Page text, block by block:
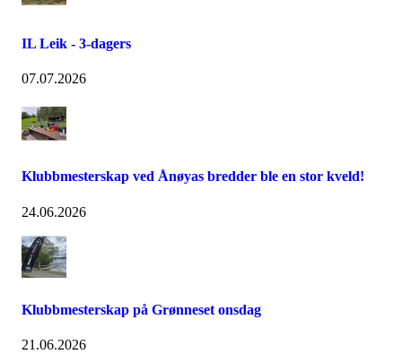
IL Leik - 3-dagers
07.07.2026
Klubbmesterskap ved Ånøyas bredder ble en stor kveld!
24.06.2026
Klubbmesterskap på Grønneset onsdag
21.06.2026